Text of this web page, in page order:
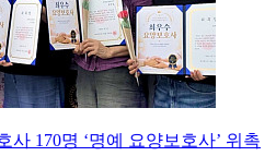
사 170명 ‘명예 요양보호사’ 위촉